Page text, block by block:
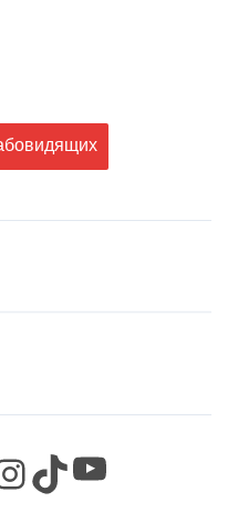
TikTok YouTube